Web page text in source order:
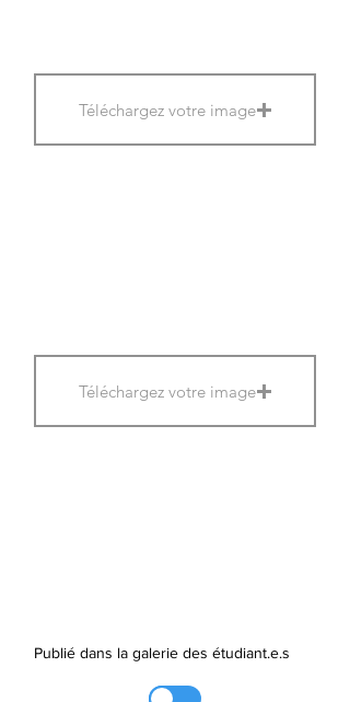
Téléchargez votre image
Téléchargez votre image
Publié dans la galerie des étudiant.e.s